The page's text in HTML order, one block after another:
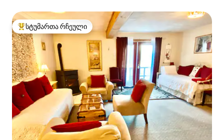
სტუმართა რჩეული მოწინავე ვარიანტი
სტუმართა რჩეული